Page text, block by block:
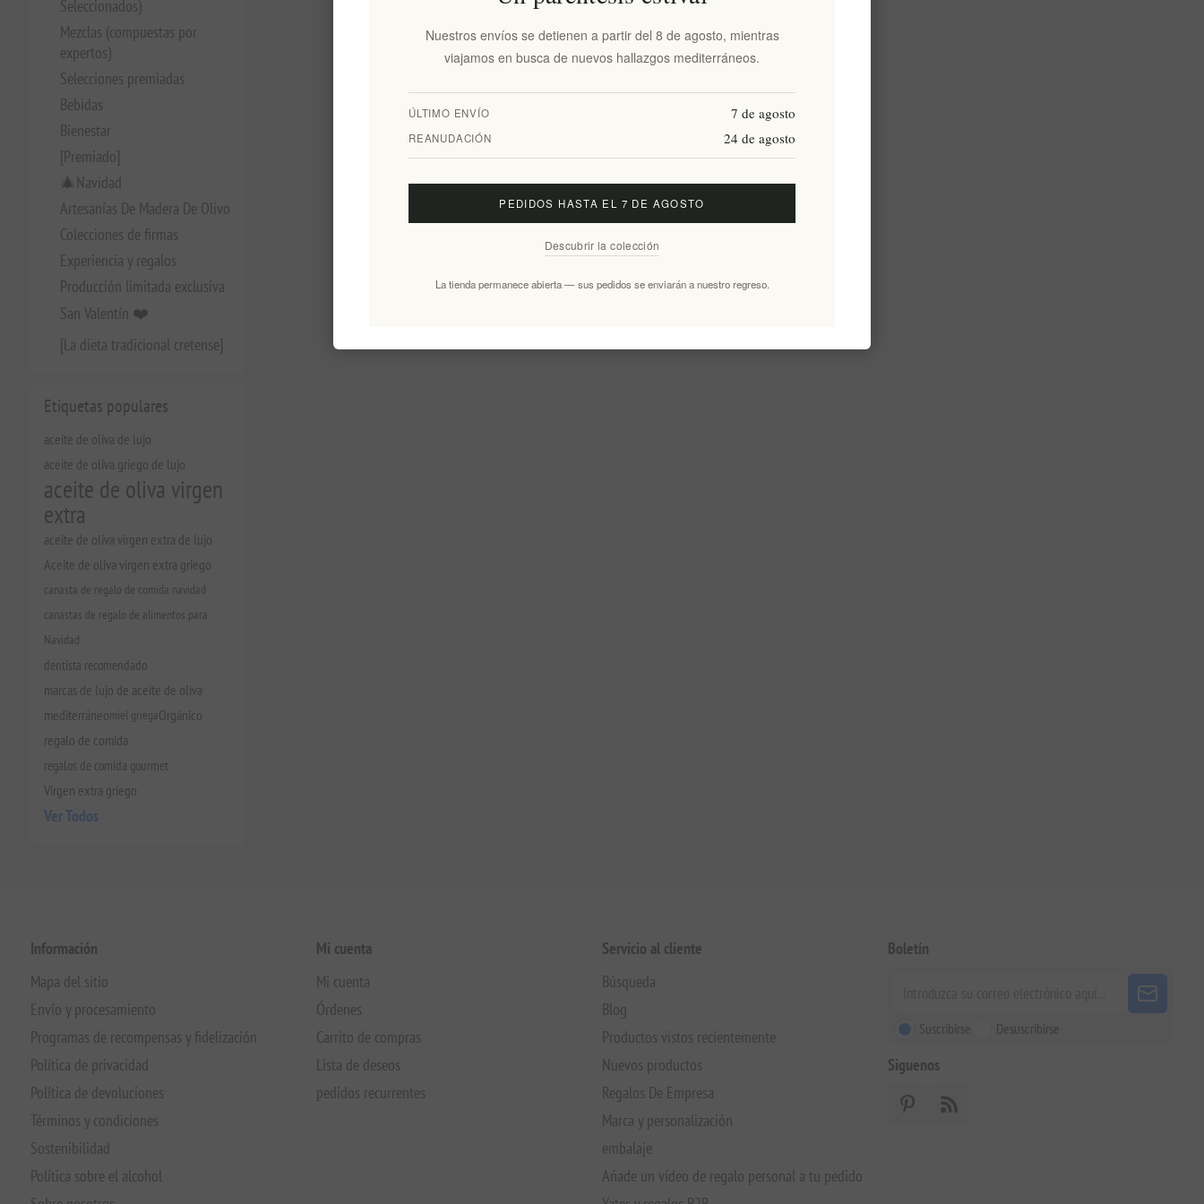
Seleccionados)
Mezclas (compuestas por
expertos)
Selecciones premiadas
Bebidas
Bienestar
[Premiado]
🎄Navidad
Artesanías De Madera De Olivo
Colecciones de firmas
Experiencia y regalos
Producción limitada exclusiva
San Valentín ❤️
[La dieta tradicional cretense]
Etiquetas populares
aceite de oliva de lujo
aceite de oliva griego de lujo
aceite de oliva virgen
extra
aceite de oliva virgen extra de lujo
Aceite de oliva virgen extra griego
canasta de regalo de comida navidad
canastas de regalo de alimentos para
Navidad
dentista recomendado
marcas de lujo de aceite de oliva
mediterráneomiel griegaOrgánico
regalo de comida
regalos de comida gourmet
Virgen extra griego
Ver Todos
Información
Mapa del sitio
Envío y procesamiento
Programas de recompensas y fidelización
Política de privacidad
Política de devoluciones
Términos y condiciones
Sostenibilidad
Política sobre el alcohol
Mi cuenta
Mi cuenta
Órdenes
Carrito de compras
Lista de deseos
pedidos recurrentes
Servicio al cliente
Búsqueda
Blog
Productos vistos recientemente
Nuevos productos
Regalos De Empresa
Marca y personalización
embalaje
Añade un vídeo de regalo personal a tu pedido
Boletín
Suscribirse Desuscribirse
Siguenos
Nuestros envíos se detienen a partir del 8 de agosto, mientras
viajamos en busca de nuevos hallazgos mediterráneos.
ÚLTIMO ENVÍO 7 de agosto
REANUDACIÓN 24 de agosto
PEDIDOS HASTA EL 7 DE AGOSTO
Descubrir la colección
La tienda permanece abierta — sus pedidos se enviarán a nuestro regreso.